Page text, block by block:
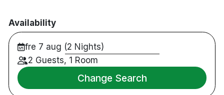
Dubbelrum
Badrum med regndusch
TV
Availability
fre 7 aug (2 Nights)
2 Guests, 1 Room
Change Search